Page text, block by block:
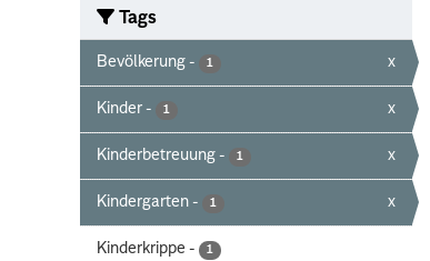
Tags
Bevölkerung - 1 x
Kinder - 1 x
Kinderbetreuung - 1 x
Kindergarten - 1 x
Kinderkrippe - 1